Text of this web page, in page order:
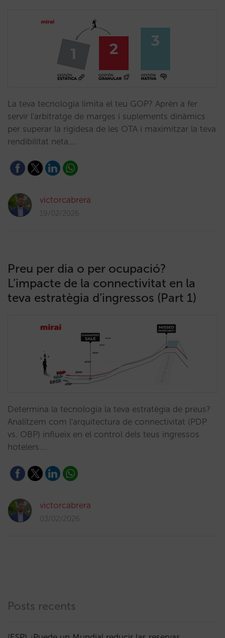
La teva tecnologia limita el teu GOP? Aprèn a fer
servir l'arbitratge de marges i suplements dinàmics
per superar la rigidesa de les OTA i maximitzar la teva
rendibilitat neta.…
victorcabrera
19/02/2026
Preu per dia o per ocupació?
L’impacte de la connectivitat en la
teva estratègia d’ingressos (Part 1)
Determina la tecnologia la teva estratègia de preus?
Analitzem com l'arquitectura de connectivitat (PDP
vs. OBP) influeix en el control dels teus ingressos
hotelers.…
victorcabrera
03/02/2026
Posts recents